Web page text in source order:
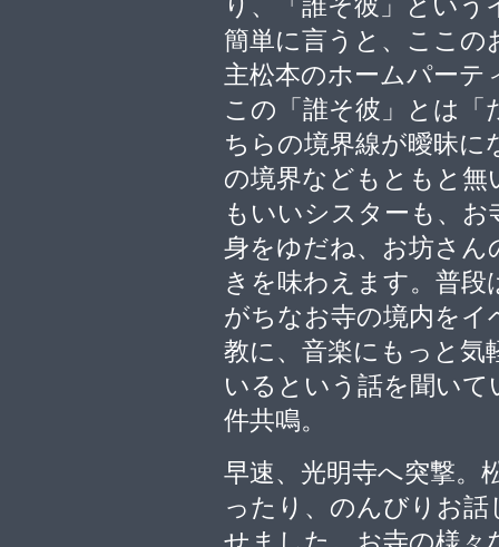
簡単に言うと、ここの
主松本のホームパーテ
この「誰そ彼」とは
ちらの境界線が曖昧
の境界などもともと
もいいシスターも、
身をゆだね、お坊さ
きを味わえます。普
がちなお寺の境内をイ
教に、音楽にもっと気
いるという話を聞い
件共鳴。
早速、光明寺へ突撃。
ったり、のんびりお